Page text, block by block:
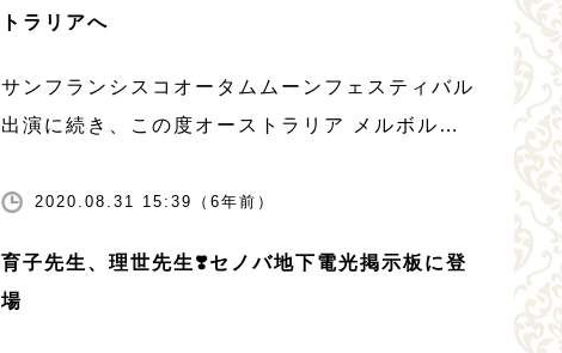
トラリアへ
サンフランシスコオータムムーンフェスティバル
出演に続き、この度オーストラリア メルボルン
バーチャル出演が決定しました‼️ このコロナ禍の
2020.08.31 15:39（6年前）
育子先生、理世先生❣️セノバ地下電光掲示板に登
場